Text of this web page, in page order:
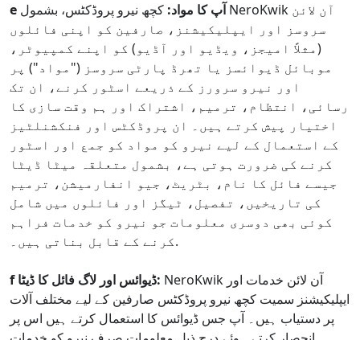
e آپ کا مواد: کچھ نیرو پروڈکٹس، بشمول NeroKwik آن لائن
سروسز اور ایپلیکیشنز، صارفین کو اپنی فائلوں
(مثلاً امیجز، ویڈیو اور آڈیو) کو اپنے کمپیوٹر،
موبائل ڈیوائسز یا تھرڈ پارٹی سروسز ("مواد") پر
اور نیرو سرورز کے ذریعے اسٹور کرنے، ان تک
رسائی، انتظام، ترمیم، اشتراک اور ہم وقت سازی کا
اختیار پیش کرتے ہیں۔ ان پروڈکٹس اور فنکشنلٹیز
کے استعمال کے لیے نیرو کو مواد کو جمع اور اسٹور
کرنے کی ضرورت ہوتی ہے، بشمول متعلقہ میٹا ڈیٹا
جیسے فائل کا نام، بٹریٹ، جیو انفارمیشن، ترمیم
کی تاریخیں، تفصیل، ٹیگز اور فائلوں میں شامل
کوئی بھی دوسری معلومات جو نیرو کو خدمات فراہم
کرنے کے قابل بناتی ہیں۔.
f ڈیوائس اور لاگ فائل کا ڈیٹا: NeroKwik آن لائن خدمات اور
ایپلیکیشنز سمیت کچھ نیرو پروڈکٹس صارفین کے لیے مختلف آلات
پر دستیاب ہیں۔ آپ جس ڈیوائس کا استعمال کرتے ہیں اس پر